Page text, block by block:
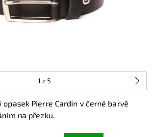
1 z 5
opasek Pierre Cardin v černé barvě
na přezku.